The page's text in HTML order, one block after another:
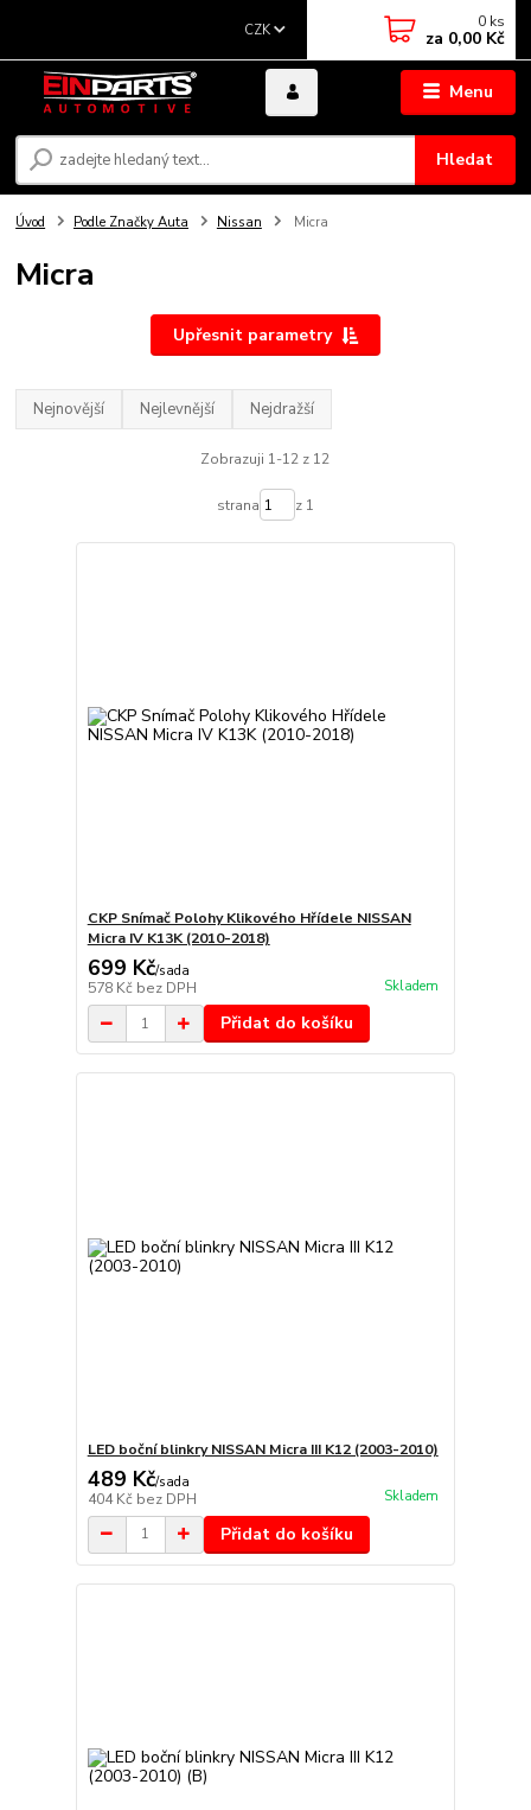
Menu
CZK
Hledat
0 ks
za 0,00 Kč
Úvod Podle Značky Auta Nissan Micra
Micra
Upřesnit parametry
Nejnovější Nejlevnější Nejdražší
Zobrazuji 1-12 z 12
strana z 1
CKP Snímač Polohy Klikového Hřídele NISSAN
Micra IV K13K (2010-2018)
699 Kč/sada
578 Kč bez DPH Skladem
Přidat do košíku
LED boční blinkry NISSAN Micra III K12 (2003-2010)
489 Kč/sada
404 Kč bez DPH Skladem
Přidat do košíku